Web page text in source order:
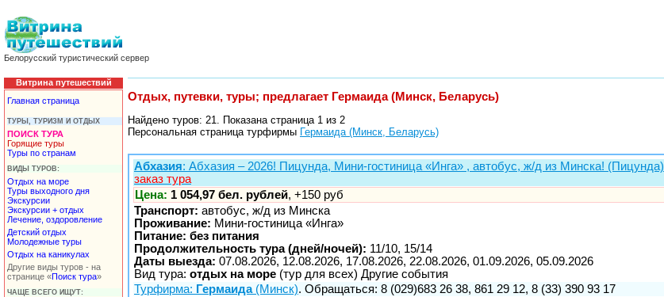
Белорусский туристический сервер
Витрина путешествий
Главная страница
ТУРЫ, ТУРИЗМ И ОТДЫХ
ПОИСК ТУРА
Горящие туры
Туры по странам
ВИДЫ ТУРОВ:
Отдых на море
Туры выходного дня
Экскурсии
Экскурсии + отдых
Лечение, оздоровление
Детский отдых
Молодежные туры
Отдых на каникулах
Другие виды туров - на
странице «Поиск тура»
ЧАЩЕ ВСЕГО ИЩУТ:
Отдых, путевки, туры; предлагает Гермаида (Минск, Беларусь)
Найдено туров: 21. Показана страница 1 из 2
Персональная страница турфирмы Гермаида (Минск, Беларусь)
Абхазия: Абхазия – 2026! Пицунда, Мини-гостиница «Инга» , автобус, ж/д из Минска! (Пицунда)
заказ тура
Цена: 1 054,97 бел. рублей, +150 руб
Транспорт: автобус, ж/д из Минска
Проживание: Мини-гостиница «Инга»
Питание: без питания
Продолжительность тура (дней/ночей): 11/10, 15/14
Даты выезда: 07.08.2026, 12.08.2026, 17.08.2026, 22.08.2026, 01.09.2026, 05.09.2026
Вид тура: отдых на море (тур для всех) Другие события
Турфирма: Гермаида(Минск). Обращаться: 8 (029)683 26 38, 861 29 12, 8 (33) 390 93 17